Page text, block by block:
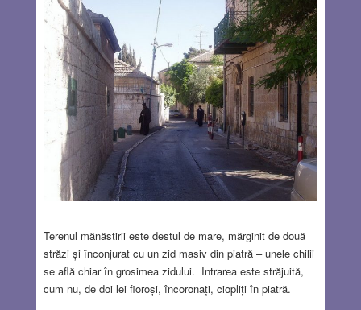
Terenul mănăstirii este destul de mare, mărginit de două
străzi și înconjurat cu un zid masiv din piatră – unele chilii
se află chiar în grosimea zidului. Intrarea este străjuită,
cum nu, de doi lei fioroși, încoronați, ciopliți în piatră.